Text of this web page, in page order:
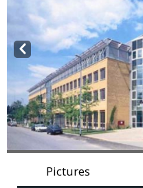
Prev
Pictures